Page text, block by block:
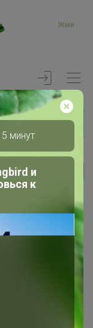
Жми
минут
и
к